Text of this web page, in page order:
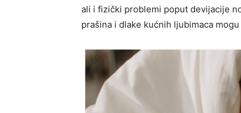
ali i fizički problemi poput devijacije
prašina i dlake kućnih ljubimaca